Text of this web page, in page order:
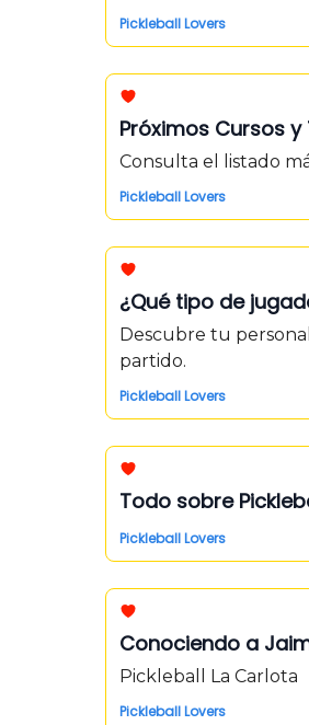
Pickleball Lovers
Próximos Cursos
Consulta el listado
Pickleball Lovers
¿Qué tipo de
Descubre tu
partido.
Pickleball Lovers
Todo sobre
Pickleball Lovers
Conociendo a
Pickleball La Carlota
Pickleball Lovers